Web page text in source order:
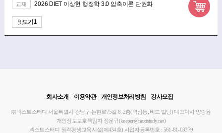
교재 2026 DIET 이상헌 행정학 3.0 압축이론 단권화
맛보기 1
회사소개 이용약관 개인정보처리방침 강사모집
㈜넥스트스터디 서울특별시 강남구 논현로75길 8, 2층(역삼동, 비드 빌딩)대표이사 양승윤
개인정보보호책임자 정운규(keeper@nextstudy.net)
넥스트스터디 원격평생교육시설(제434호) 사업자등록번호 : 561-81-03379